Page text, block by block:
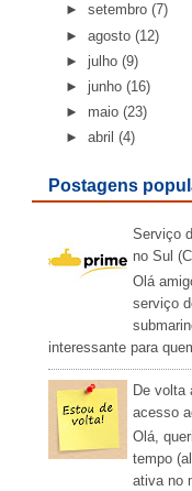
►setembro (7)
►agosto (12)
► julho (9)
► junho (16)
► maio (23)
►abril (4)
Postagens
Serviço
no Sul
Olá
serviço
interessante para
De volta
acesso
Olá,
tempo
ativa no